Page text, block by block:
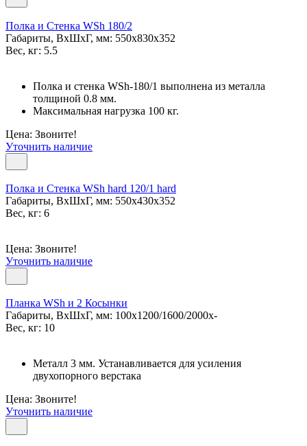
Полка и Стенка WSh 180/2
Габариты, ВxШxГ, мм: 550x830x352
Вес, кг: 5.5
Полка и стенка WSh-180/1 выполнена из металла
толщиной 0.8 мм.
Максимальная нагрузка 100 кг.
Цена: Звоните!
Уточнить наличие
Полка и Стенка WSh hard 120/1 hard
Габариты, ВxШxГ, мм: 550x430x352
Вес, кг: 6
Цена: Звоните!
Уточнить наличие
Планка WSh и 2 Косынки
Габариты, ВxШxГ, мм: 100x1200/1600/2000x-
Вес, кг: 10
Металл 3 мм. Устанавливается для усиления
двухопорного верстака
Цена: Звоните!
Уточнить наличие